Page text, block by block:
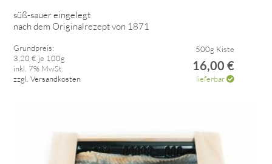
süß-sauer eingelegt
nach dem Originalrezept von 1871
Grundpreis:
3,20 € je 100g
inkl. 7% MwSt.
zzgl. Versandkosten
500g Kiste
16,00 €
lieferbar